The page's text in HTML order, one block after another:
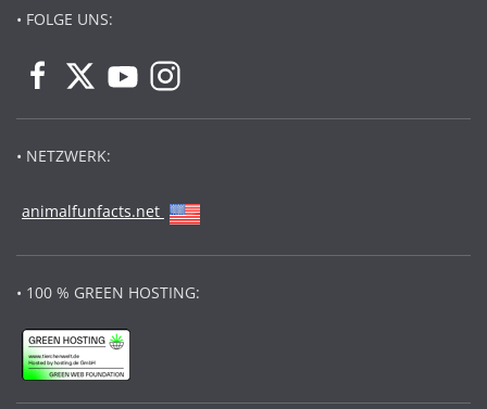
• FOLGE UNS:
• NETZWERK:
animalfunfacts.net
• 100 % GREEN HOSTING: